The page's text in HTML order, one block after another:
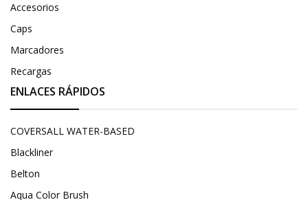
Accesorios
Caps
Marcadores
Recargas
ENLACES RÁPIDOS
COVERSALL WATER-BASED
Blackliner
Belton
Aqua Color Brush